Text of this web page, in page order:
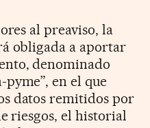
al preaviso, la
obligada a aportar
denominado
en el que
datos remitidos por
riesgos, el historial